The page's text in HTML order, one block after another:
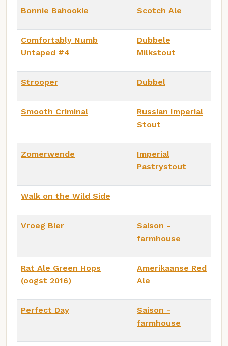
Bonnie Bahookie Scotch Ale
Comfortably Numb
Untaped #4
Dubbele
Milkstout
Strooper Dubbel
Smooth Criminal
Russian Imperial
Stout
Zomerwende
Imperial
Pastrystout
Walk on the Wild Side
Vroeg Bier
Saison -
farmhouse
Rat Ale Green Hops
(oogst 2016)
Amerikaanse Red
Ale
Perfect Day
Saison -
farmhouse